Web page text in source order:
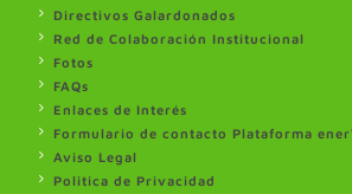
Directivos Galardonados
Red de Colaboración Institucional
Fotos
FAQs
Enlaces de Interés
Formulario de contacto Plataforma
Aviso Legal
Politica de Privacidad